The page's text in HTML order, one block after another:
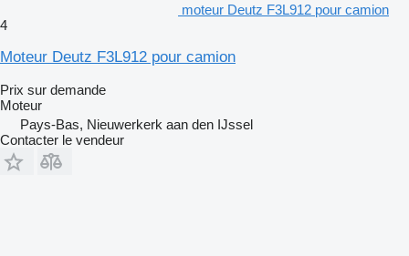
moteur Deutz F3L912 pour camion
4
Moteur Deutz F3L912 pour camion
Prix sur demande
Moteur
Pays-Bas, Nieuwerkerk aan den IJssel
Contacter le vendeur